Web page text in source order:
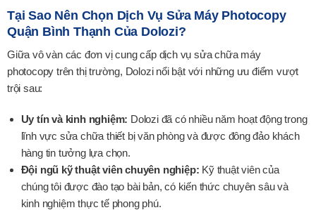
Tại Sao Nên Chọn Dịch Vụ Sửa Máy Photocopy
Quận Bình Thạnh Của Dolozi?
Giữa vô vàn các đơn vị cung cấp dịch vụ sửa chữa máy
photocopy trên thị trường, Dolozi nổi bật với những ưu điểm vượt
trội sau:
Uy tín và kinh nghiệm: Dolozi đã có nhiều năm hoạt động trong
lĩnh vực sửa chữa thiết bị văn phòng và được đông đảo khách
hàng tin tưởng lựa chọn.
Đội ngũ kỹ thuật viên chuyên nghiệp: Kỹ thuật viên của
chúng tôi được đào tạo bài bản, có kiến thức chuyên sâu và
kinh nghiệm thực tế phong phú.